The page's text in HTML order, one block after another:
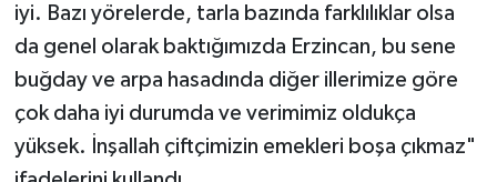
iyi. Bazı yörelerde, tarla bazında farklılıklar olsa
da genel olarak baktığımızda Erzincan, bu sene
buğday ve arpa hasadında diğer illerimize göre
çok daha iyi durumda ve verimimiz oldukça
yüksek. İnşallah çiftçimizin emekleri boşa çıkmaz"